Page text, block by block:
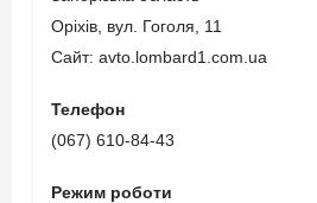
Оріхів, вул. Гоголя, 11
Сайт: avto.lombard1.com.ua
Телефон
(067) 610-84-43
Режим роботи